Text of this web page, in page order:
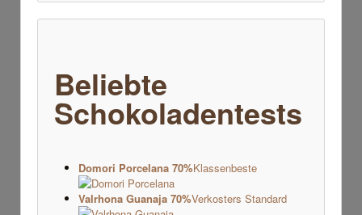
Beliebte
Schokoladentests
Domori Porcelana 70%Klassenbeste
Valrhona Guanaja 70%Verkosters Standard